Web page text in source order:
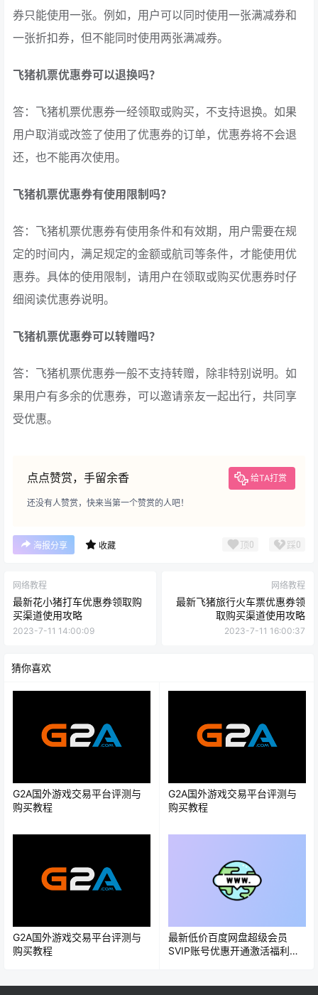
券只能使用一张。例如，用户可以同时使用一张满减券和
一张折扣券，但不能同时使用两张满减券。
飞猪机票优惠券可以退换吗？
答：飞猪机票优惠券一经领取或购买，不支持退换。如果
用户取消或改签了使用了优惠券的订单，优惠券将不会退
还，也不能再次使用。
飞猪机票优惠券有使用限制吗？
答：飞猪机票优惠券有使用条件和有效期，用户需要在规
定的时间内，满足规定的金额或航司等条件，才能使用优
惠券。具体的使用限制，请用户在领取或购买优惠券时仔
细阅读优惠券说明。
飞猪机票优惠券可以转赠吗？
答：飞猪机票优惠券一般不支持转赠，除非特别说明。如
果用户有多余的优惠券，可以邀请亲友一起出行，共同享
受优惠。
点点赞赏，手留余香 给TA打赏
还没有人赞赏，快来当第一个赞赏的人吧！
海报分享 收藏 顶0 踩0
网络教程
最新花小猪打车优惠券领取购
买渠道使用攻略
2023-7-11 14:00:09
网络教程
最新飞猪旅行火车票优惠券领
取购买渠道使用攻略
2023-7-11 16:00:37
猜你喜欢
G2A国外游戏交易平台评测与
购买教程
G2A国外游戏交易平台评测与
购买教程
G2A国外游戏交易平台评测与
购买教程
最新低价百度网盘超级会员
SVIP账号优惠开通激活福利活